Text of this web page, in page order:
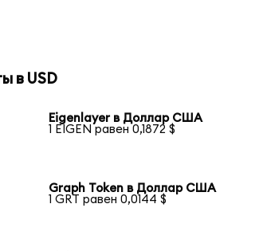
в USD
Eigenlayer в Доллар США
1 EIGEN равен 0,1872 $
Graph Token в Доллар США
1 GRT равен 0,0144 $